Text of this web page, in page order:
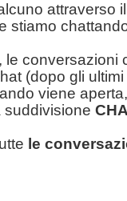
attraverso
stiamo
, le conversazioni
(dopo gli
viene
suddivisione
le